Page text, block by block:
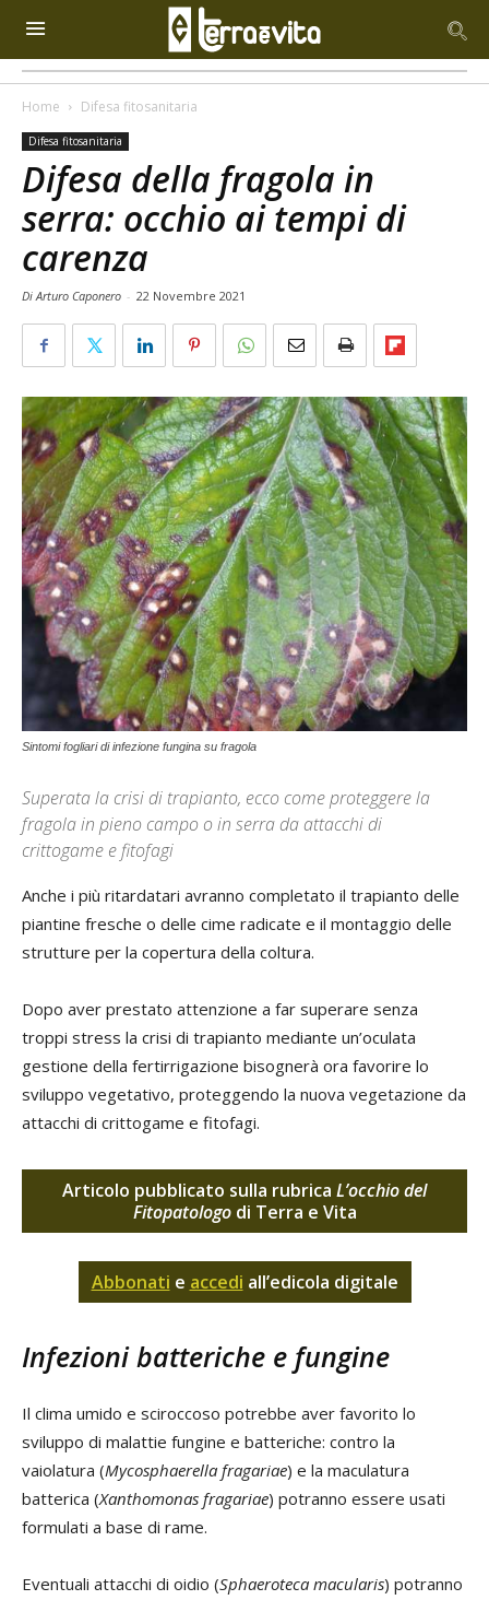
Home Difesa fitosanitaria
Difesa fitosanitaria
Difesa della fragola in
serra: occhio ai tempi di
carenza
Di Arturo Caponero - 22 Novembre 2021
Sintomi fogliari di infezione fungina su fragola
Superata la crisi di trapianto, ecco come proteggere la
fragola in pieno campo o in serra da attacchi di
crittogame e fitofagi
Anche i più ritardatari avranno completato il trapianto delle
piantine fresche o delle cime radicate e il montaggio delle
strutture per la copertura della coltura.
Dopo aver prestato attenzione a far superare senza
troppi stress la crisi di trapianto mediante un’oculata
gestione della fertirrigazione bisognerà ora favorire lo
sviluppo vegetativo, proteggendo la nuova vegetazione da
attacchi di crittogame e fitofagi.
Articolo pubblicato sulla rubrica L’occhio del
Fitopatologodi Terra e Vita
Abbonati e accedi all’edicola digitale
Infezioni batteriche e fungine
Il clima umido e sciroccoso potrebbe aver favorito lo
sviluppo di malattie fungine e batteriche: contro la
vaiolatura (Mycosphaerella fragariae) e la maculatura
batterica (Xanthomonas fragariae) potranno essere usati
formulati a base di rame.
Eventuali attacchi di oidio (Sphaeroteca macularis) potranno